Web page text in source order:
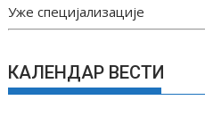
Уже специјализације
КАЛЕНДАР ВЕСТИ